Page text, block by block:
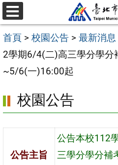
跳
至
主
要
內
區
選
單
首頁 > 校園公告 > 最新消息
2學期6/4(二)高三學分學分
~5/6(一)16:00起
校園公告
公告主旨
公告本校112
三學分學分補